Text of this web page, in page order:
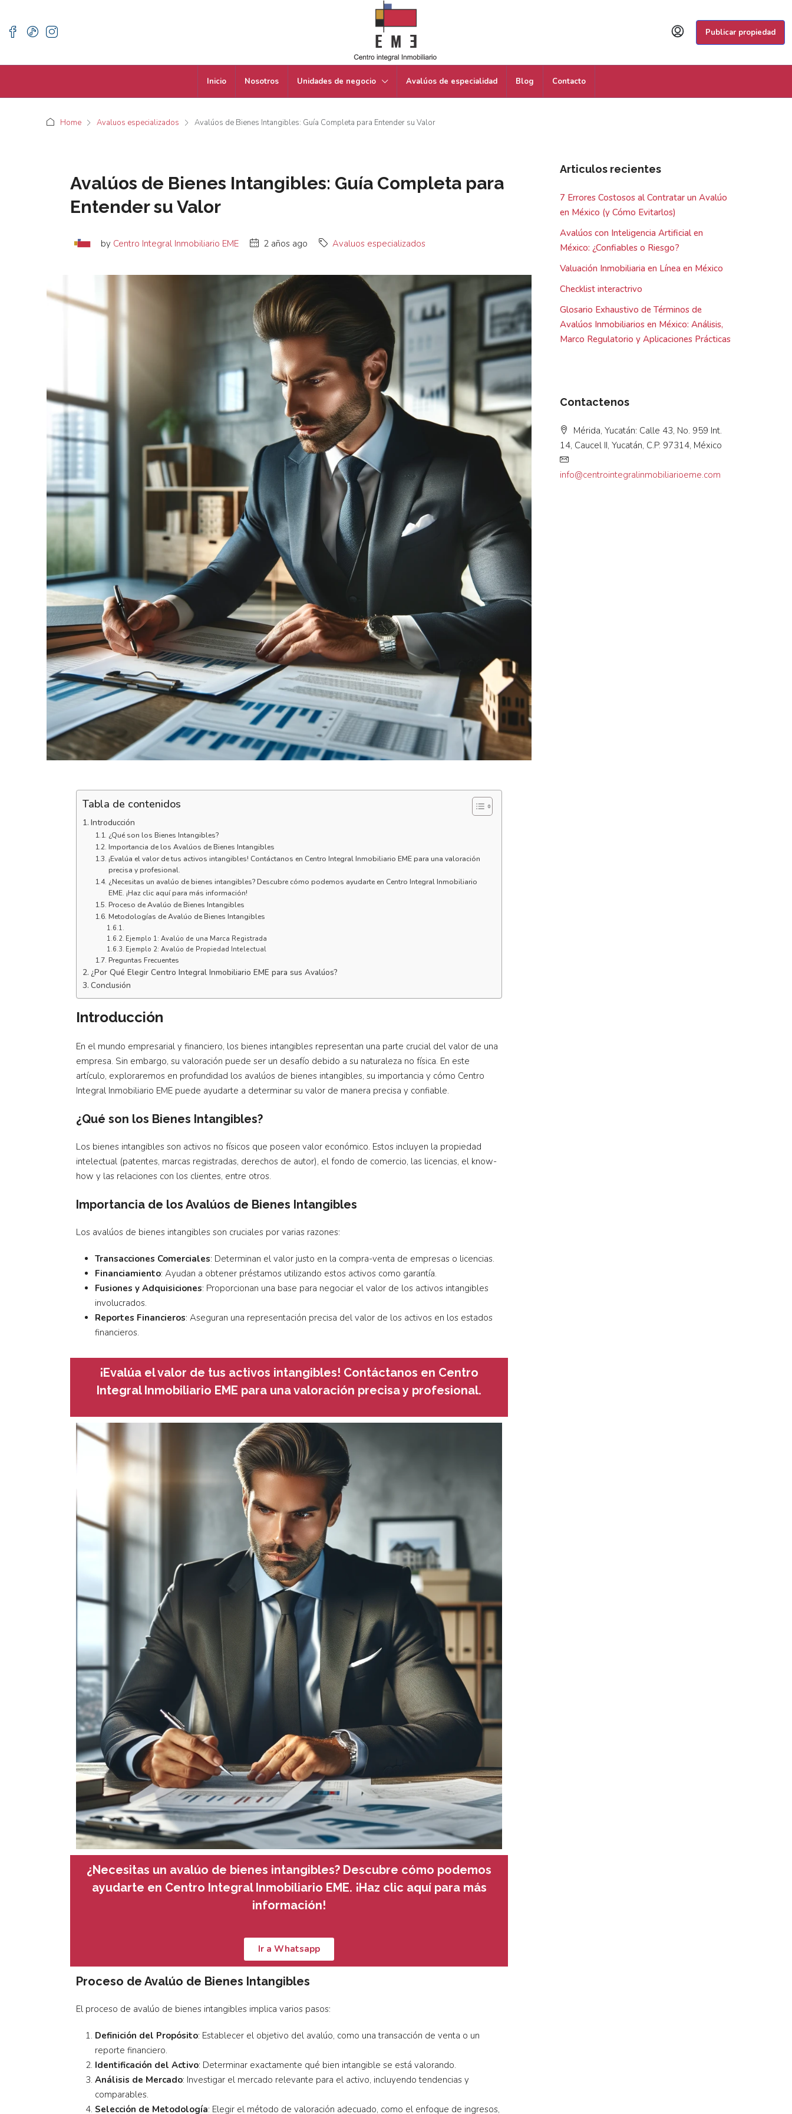
Publicar propiedad
Inicio Nosotros Unidades de negocio Avalúos de especialidad Blog Contacto
Home Avaluos especializados Avalúos de Bienes Intangibles: Guía Completa para Entender su Valor
Avalúos de Bienes Intangibles: Guía Completa para
Entender su Valor
by Centro Integral Inmobiliario EME 2 años ago Avaluos especializados
Tabla de contenidos
Introducción
¿Qué son los Bienes Intangibles?
Importancia de los Avalúos de Bienes Intangibles
¡Evalúa el valor de tus activos intangibles! Contáctanos en Centro Integral Inmobiliario EME para una valoración
precisa y profesional.
¿Necesitas un avalúo de bienes intangibles? Descubre cómo podemos ayudarte en Centro Integral Inmobiliario
EME. ¡Haz clic aquí para más información!
Proceso de Avalúo de Bienes Intangibles
Metodologías de Avalúo de Bienes Intangibles
Ejemplo 1: Avalúo de una Marca Registrada
Ejemplo 2: Avalúo de Propiedad Intelectual
Preguntas Frecuentes
¿Por Qué Elegir Centro Integral Inmobiliario EME para sus Avalúos?
Conclusión
Introducción
En el mundo empresarial y financiero, los bienes intangibles representan una parte crucial del valor de una
empresa. Sin embargo, su valoración puede ser un desafío debido a su naturaleza no física. En este
artículo, exploraremos en profundidad los avalúos de bienes intangibles, su importancia y cómo Centro
Integral Inmobiliario EME puede ayudarte a determinar su valor de manera precisa y confiable.
¿Qué son los Bienes Intangibles?
Los bienes intangibles son activos no físicos que poseen valor económico. Estos incluyen la propiedad
intelectual (patentes, marcas registradas, derechos de autor), el fondo de comercio, las licencias, el know-
how y las relaciones con los clientes, entre otros.
Importancia de los Avalúos de Bienes Intangibles
Los avalúos de bienes intangibles son cruciales por varias razones:
Transacciones Comerciales: Determinan el valor justo en la compra-venta de empresas o licencias.
Financiamiento: Ayudan a obtener préstamos utilizando estos activos como garantía.
Fusiones y Adquisiciones: Proporcionan una base para negociar el valor de los activos intangibles
involucrados.
Reportes Financieros: Aseguran una representación precisa del valor de los activos en los estados
financieros.
¡Evalúa el valor de tus activos intangibles! Contáctanos en Centro
Integral Inmobiliario EME para una valoración precisa y profesional.
¿Necesitas un avalúo de bienes intangibles? Descubre cómo podemos
ayudarte en Centro Integral Inmobiliario EME. ¡Haz clic aquí para más
información!
Ir a Whatsapp
Proceso de Avalúo de Bienes Intangibles
El proceso de avalúo de bienes intangibles implica varios pasos:
Definición del Propósito: Establecer el objetivo del avalúo, como una transacción de venta o un
reporte financiero.
Identificación del Activo: Determinar exactamente qué bien intangible se está valorando.
Análisis de Mercado: Investigar el mercado relevante para el activo, incluyendo tendencias y
comparables.
Selección de Metodología: Elegir el método de valoración adecuado, como el enfoque de ingresos,
Articulos recientes
7 Errores Costosos al Contratar un Avalúo
en México (y Cómo Evitarlos)
Avalúos con Inteligencia Artificial en
México: ¿Confiables o Riesgo?
Valuación Inmobiliaria en Línea en México
Checklist interactrivo
Glosario Exhaustivo de Términos de
Avalúos Inmobiliarios en México: Análisis,
Marco Regulatorio y Aplicaciones Prácticas
Contactenos
Mérida, Yucatán: Calle 43, No. 959 Int.
14, Caucel II, Yucatán, C.P. 97314, México
info@centrointegralinmobiliarioeme.com